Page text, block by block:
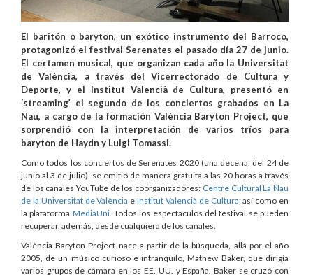
El baritón o baryton, un exótico instrumento del Barroco,
protagonizó el festival Serenates el pasado día 27 de junio.
El certamen musical, que organizan cada año la Universitat
de València, a través del Vicerrectorado de Cultura y
Deporte, y el Institut Valencià de Cultura, presentó en
‘streaming’ el segundo de los conciertos grabados en La
Nau, a cargo de la formación València Baryton Project, que
sorprendió con la interpretación de varios tríos para
baryton de Haydn y Luigi Tomassi.
Como todos los conciertos de Serenates 2020 (una decena, del 24 de
junio al 3 de julio), se emitió de manera gratuita a las 20 horas a través
de los canales YouTube de los coorganizadores: Centre Cultural La Nau
de la Universitat de València eInstitut Valencià de Cultura; así como en
la plataforma MediaUni. Todos los espectáculos del festival se pueden
recuperar, además, desde cualquiera de los canales.
València Baryton Project nace a partir de la búsqueda, allá por el año
2005, de un músico curioso e intranquilo, Mathew Baker, que dirigía
varios grupos de cámara en los EE. UU. y España. Baker se cruzó con